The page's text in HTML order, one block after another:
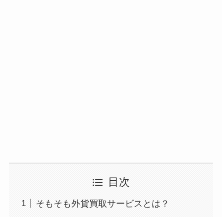
目次
そもそも外貨買取サービスとは？